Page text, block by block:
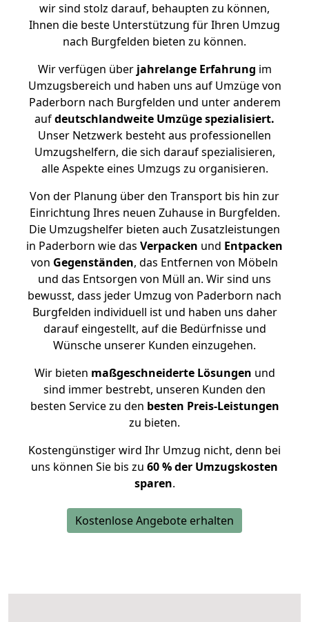
wir sind stolz darauf, behaupten zu können,
Ihnen die beste Unterstützung für Ihren Umzug
nach Burgfelden bieten zu können.
Wir verfügen überjahrelange Erfahrung im
Umzugsbereich und haben uns auf Umzüge von
Paderborn nach Burgfelden und unter anderem
aufdeutschlandweite Umzüge spezialisiert.
Unser Netzwerk besteht aus professionellen
Umzugshelfern, die sich darauf spezialisieren,
alle Aspekte eines Umzugs zu organisieren.
Von der Planung über den Transport bis hin zur
Einrichtung Ihres neuen Zuhause in Burgfelden.
Die Umzugshelfer bieten auch Zusatzleistungen
in Paderborn wie das Verpacken und Entpacken
von Gegenständen, das Entfernen von Möbeln
und das Entsorgen von Müll an. Wir sind uns
bewusst, dass jeder Umzug von Paderborn nach
Burgfelden individuell ist und haben uns daher
darauf eingestellt, auf die Bedürfnisse und
Wünsche unserer Kunden einzugehen.
Wir bieten maßgeschneiderte Lösungen und
sind immer bestrebt, unseren Kunden den
besten Service zu den besten Preis-Leistungen
zu bieten.
Kostengünstiger wird Ihr Umzug nicht, denn bei
uns können Sie bis zu 60 % der Umzugskosten
sparen.
Kostenlose Angebote erhalten